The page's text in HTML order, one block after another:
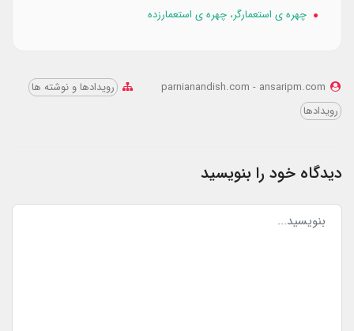
چهره‌ ی استعمارگر، چهره‌ ی استعمار‌‌‌‌زده
parnianandish.com - ansaripm.com
رویدادها و نوشته‌ ها
رویدادها
دیدگاه خود را بنویسید